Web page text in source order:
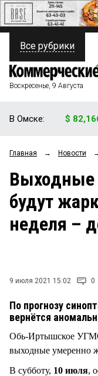
ПОЛИТИКА
ФИНАНСЫ
ОБЩЕСТВО
ЗАКОН
НОВОСТИ
Все рубрики
Воскресенье, 9 Августа
В Омске: $
Главная → Новости
Выходные
будут
неделя –
9 июля 2021 15:02 0
По прогнозу
вернётся
Обь-Иртышское УГМС
выходные умеренно
В субботу, 10 июля,